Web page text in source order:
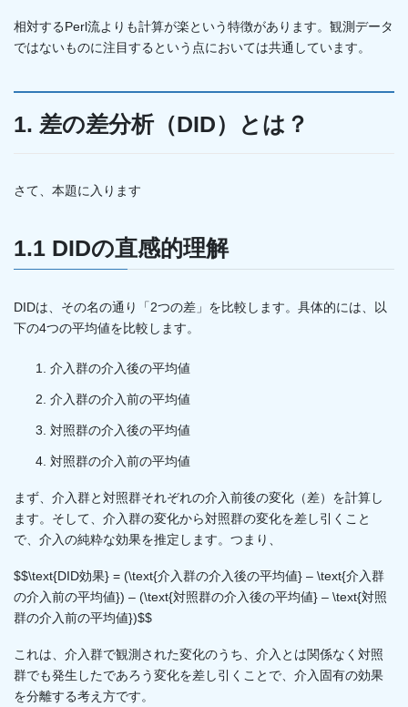
相対するPerl流よりも計算が楽という特徴があります。観測データ
ではないものに注目するという点においては共通しています。
1. 差の差分析（DID）とは？
さて、本題に入ります
1.1 DIDの直感的理解
DIDは、その名の通り「2つの差」を比較します。具体的には、以
下の4つの平均値を比較します。
介入群の介入後の平均値
介入群の介入前の平均値
対照群の介入後の平均値
対照群の介入前の平均値
まず、介入群と対照群それぞれの介入前後の変化（差）を計算し
ます。そして、介入群の変化から対照群の変化を差し引くこと
で、介入の純粋な効果を推定します。つまり、
$$\text{DID効果} = (\text{介入群の介入後の平均値} – \text{介入群
の介入前の平均値}) – (\text{対照群の介入後の平均値} – \text{対照
群の介入前の平均値})$$
これは、介入群で観測された変化のうち、介入とは関係なく対照
群でも発生したであろう変化を差し引くことで、介入固有の効果
を分離する考え方です。